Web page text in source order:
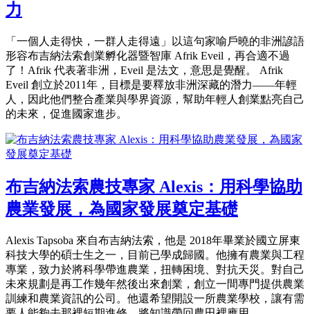
力
「一個人走得快，一群人走得遠」以這句家喻戶曉的非洲諺語
形容布吉納法索創業孵化器暨智庫 Afrik Eveil，再合適不過
了！Afrik 代表著非洲，Eveil 是法文，意思是覺醒。 Afrik
Eveil 創立於2011年，目標是要釋放非洲深藏的潛力——年輕
人，因此他們整合產業與學界資源，幫助年輕人創業點亮自己
的未來，促進國家進步。
布吉納法索農技專家 Alexis：用科學協助
農業發展，為國家發展奠定基礎
Alexis Tapsoba 來自布吉納法索，他是 2018年畢業於國立屏東
科技大學的碩士生之一，目前已學成歸國。他擁有農業與工程
專業，致力於將科學帶進農業，扭轉困境、對抗天災。對自己
未來規劃是再工作幾年然後出來創業，創立一間專門提供農業
訓練和農業資訊的公司。他還希望開設一所農業學校，讓有需